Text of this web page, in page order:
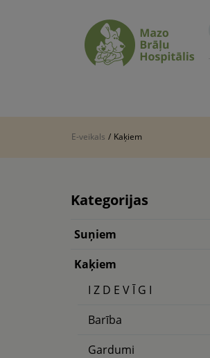
E-veikals / Kaķiem
Kategorijas
Suņiem
Kaķiem
I Z D E V Ī G I
Barība
Gardumi